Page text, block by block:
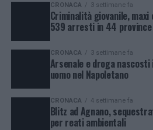
CRONACA 3 settimane fa
Criminalità giovanile, maxi
539 arresti in 44 province
CRONACA 3 settimane fa
Arsenale e droga
uomo nel Napoletano
CRONACA 4 settimane fa
Blitz ad Agnano,
per reati ambientali